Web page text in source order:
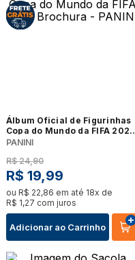
Álbum Oficial de Figurinhas
Copa do Mundo da FIFA 2026
Brochura - PANINI
PANINI
R$ 24,90
R$ 19,99
ou R$ 22,86 em até 18x de
R$ 1,27 com juros
Adicionar ao Carrinho